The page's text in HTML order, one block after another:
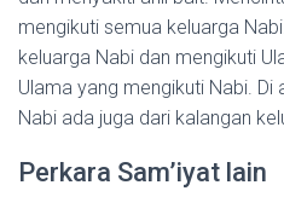
mengikuti semua keluarga
keluarga Nabi dan mengikuti
Ulama yang mengikuti Nabi.
Nabi ada juga dari kalangan
Perkara Sam’iyat lain